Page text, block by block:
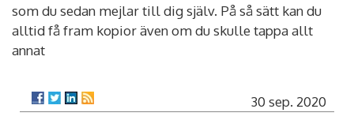
som du sedan mejlar till dig själv. På så sätt kan du
alltid få fram kopior även om du skulle tappa allt
annat
30 sep. 2020